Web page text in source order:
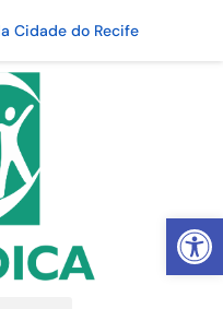
Abrir
Cidade do Recife